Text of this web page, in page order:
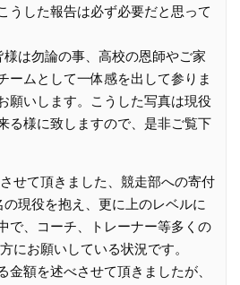
うした報告は必ず必要だと思って
様は勿論の事、高校の恩師やご家
ームとして一体感を出して参りま
願いします。こうした写真は現役
る様に致しますので、是非ご覧下
せて頂きました、競走部への寄付
現役を抱え、更に上のレベルに
で、コーチ、トレーナー等多くの
にお願いしている状況です。
金額を述べさせて頂きましたが、